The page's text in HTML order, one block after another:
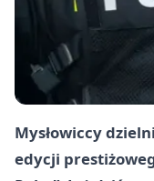
Mysłowiccy
edycji